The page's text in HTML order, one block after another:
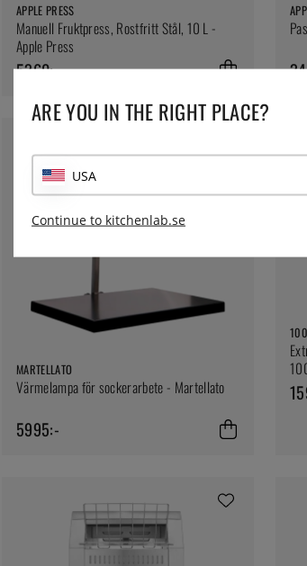
APPLE PRESS
Manuell Fruktpress, Rostfritt Stål, 10 L -
Apple Press
5360:-
MARTELLATO
Värmelampa för sockerarbete - Martellato
5995:-
ARE YOU IN THE RIGHT PLACE?
USA
Continue to kitchenlab.se